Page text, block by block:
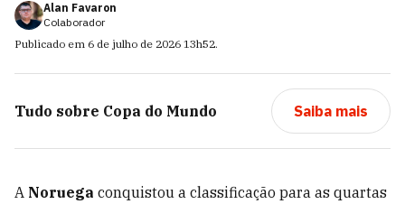
Alan Favaron
Colaborador
Publicado em 6 de julho de 2026 13h52.
Tudo sobre Copa do Mundo Saiba mais
A Noruega conquistou a classificação para as quartas